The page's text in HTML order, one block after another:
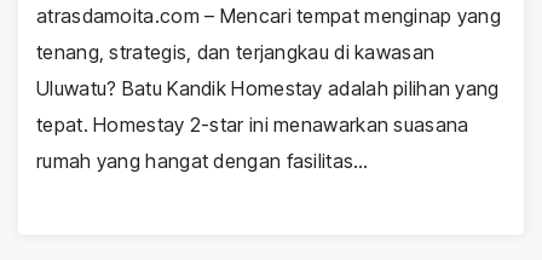
atrasdamoita.com – Mencari tempat menginap yang
tenang, strategis, dan terjangkau di kawasan
Uluwatu? Batu Kandik Homestay adalah pilihan yang
tepat. Homestay 2-star ini menawarkan suasana
rumah yang hangat dengan fasilitas…